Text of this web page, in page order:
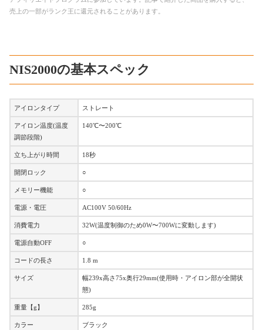
売上の一部がランク王に還元されることがあります。
NIS2000の基本スペック
アイロンタイプ ストレート
アイロン温度(温度
調節段階)
140℃〜200℃
立ち上がり時間 18秒
開閉ロック ○
メモリー機能 ○
電源・電圧 AC100V 50/60Hz
消費電力 32W(温度制御のため0W〜700Wに変動します)
電源自動OFF ○
コードの長さ 1.8 m
サイズ
幅239x高さ75x奥行29mm(使用時・アイロン部が全開状
態)
重量【g】 285g
カラー ブラック